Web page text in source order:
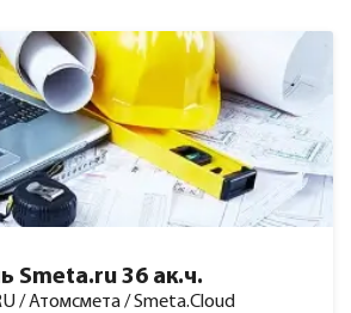
Smeta.ru 36 ак.ч.
/ Атомсмета / Smeta.Cloud